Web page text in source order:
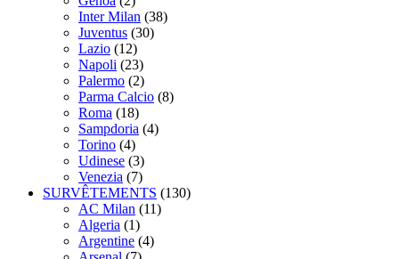
Inter Milan (38)
Juventus (30)
Lazio (12)
Napoli (23)
Palermo (2)
Parma Calcio (8)
Roma (18)
Sampdoria (4)
Torino (4)
Udinese (3)
Venezia (7)
SURVÊTEMENTS (130)
AC Milan (11)
Algeria (1)
Argentine (4)